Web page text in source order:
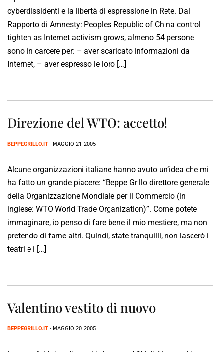
cyberdissidenti e la libertà di espressione in Rete. Dal
Rapporto di Amnesty: Peoples Republic of China control
tighten as Internet activism grows, almeno 54 persone
sono in carcere per: – aver scaricato informazioni da
Internet, – aver espresso le loro […]
Direzione del WTO: accetto!
BEPPEGRILLO.IT - MAGGIO 21, 2005
Alcune organizzazioni italiane hanno avuto un’idea che mi
ha fatto un grande piacere: “Beppe Grillo direttore generale
della Organizzazione Mondiale per il Commercio (in
inglese: WTO World Trade Organization)”. Come potete
immaginare, io penso di fare bene il mio mestiere, ma non
pretendo di farne altri. Quindi, state tranquilli, non lascerò i
teatri e i […]
Valentino vestito di nuovo
BEPPEGRILLO.IT - MAGGIO 20, 2005